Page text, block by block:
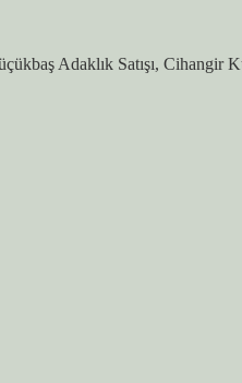
Adaklık Satışı, Cihangir